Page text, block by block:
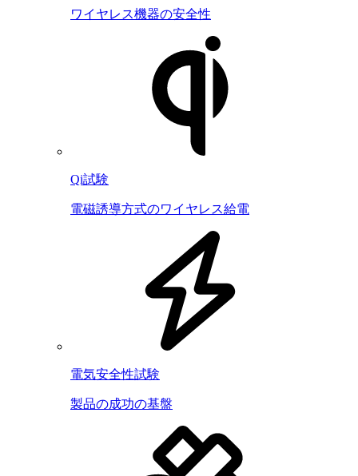
ワイヤレス機器の安全性
Qi試験
電磁誘導方式のワイヤレス給電
電気安全性試験
製品の成功の基盤